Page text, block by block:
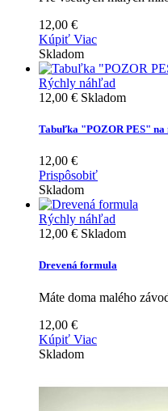
12,00 €
Kúpiť Viac
Skladom
Rýchly náhľad
12,00 € Skladom
Tabuľka "POZOR PES" na
12,00 €
Prispôsobiť
Skladom
Rýchly náhľad
12,00 € Skladom
Drevená formula
Máte doma malého
12,00 €
Kúpiť Viac
Skladom